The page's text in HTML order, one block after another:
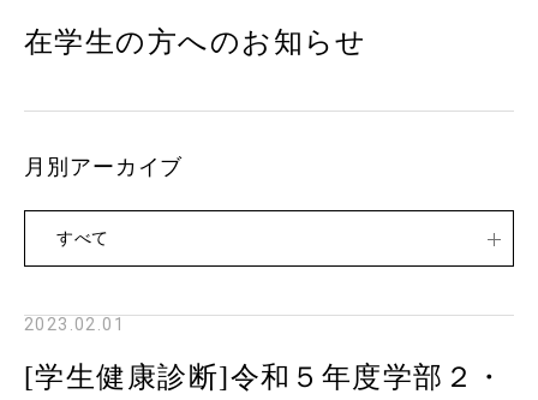
2023.02.01
[学生健康診断]令和５年度学部２・
在学生の方へのお知らせ
月別アーカイブ
すべて